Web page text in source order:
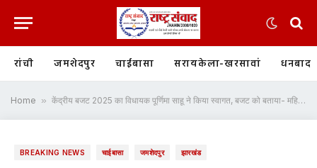
रांची जमशेदपुर चाईबासा सरायकेला-खरसावां धनबाद
Home » केंद्रीय बजट 2025 का विधायक पूर्णिमा साहू ने किया स्वागत, बजट को बताया- महिला सशक्तिकरण, युवा रोजगार और आर्थिक समृद्धि का सशक्त दस्तावेज, पीएम नरेंद्र मोदी और वित्त मंत्री निर्मला सीतारमण का जताया आभार
BREAKING NEWS चाईबासा जमशेदपुर झारखंड